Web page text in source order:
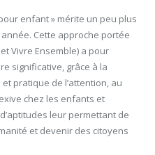
enfant » mérite un peu plus
Cette approche portée
Vivre Ensemble) a pour
significative, grâce à la
pratique de l’attention, au
chez les enfants et
leur permettant de
et devenir des citoyens